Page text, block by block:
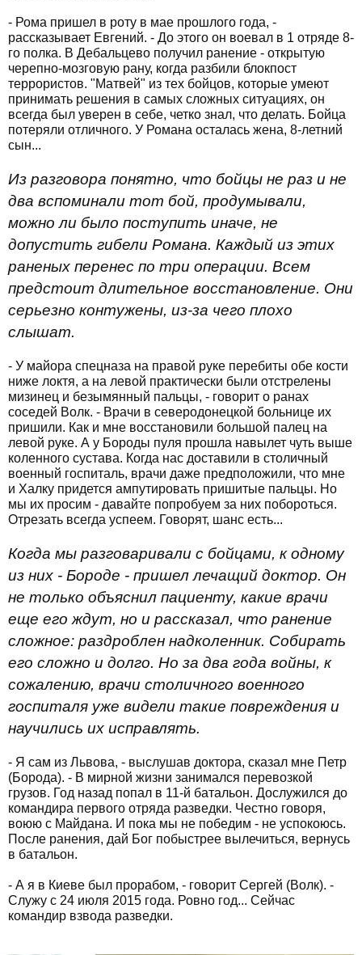
- Рома пришел в роту в мае прошлого года, -
рассказывает Евгений. - До этого он воевал в 1 отряде 8-
го полка. В Дебальцево получил ранение - открытую
черепно-мозговую рану, когда разбили блокпост
террористов. "Матвей" из тех бойцов, которые умеют
принимать решения в самых сложных ситуациях, он
всегда был уверен в себе, четко знал, что делать. Бойца
потеряли отличного. У Романа осталась жена, 8-летний
сын...
Из разговора понятно, что бойцы не раз и не
два вспоминали тот бой, продумывали,
можно ли было поступить иначе, не
допустить гибели Романа. Каждый из этих
раненых перенес по три операции. Всем
предстоит длительное восстановление. Они
серьезно контужены, из-за чего плохо
слышат.
- У майора спецназа на правой руке перебиты обе кости
ниже локтя, а на левой практически были отстрелены
мизинец и безымянный пальцы, - говорит о ранах
соседей Волк. - Врачи в северодонецкой больнице их
пришили. Как и мне восстановили большой палец на
левой руке. А у Бороды пуля прошла навылет чуть выше
коленного сустава. Когда нас доставили в столичный
военный госпиталь, врачи даже предположили, что мне
и Халку придется ампутировать пришитые пальцы. Но
мы их просим - давайте попробуем за них побороться.
Отрезать всегда успеем. Говорят, шанс есть...
Когда мы разговаривали с бойцами, к одному
из них - Бороде - пришел лечащий доктор. Он
не только объяснил пациенту, какие врачи
еще его ждут, но и рассказал, что ранение
сложное: раздроблен надколенник. Собирать
его сложно и долго. Но за два года войны, к
сожалению, врачи столичного военного
госпиталя уже видели такие повреждения и
научились их исправлять.
- Я сам из Львова, - выслушав доктора, сказал мне Петр
(Борода). - В мирной жизни занимался перевозкой
грузов. Год назад попал в 11-й батальон. Дослужился до
командира первого отряда разведки. Честно говоря,
воюю с Майдана. И пока мы не победим - не успокоюсь.
После ранения, дай Бог побыстрее вылечиться, вернусь
в батальон.
- А я в Киеве был прорабом, - говорит Сергей (Волк). -
Служу с 24 июля 2015 года. Ровно год... Сейчас
командир взвода разведки.